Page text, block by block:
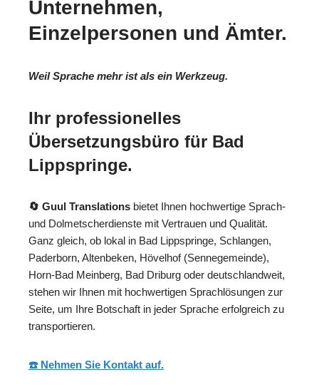
Unternehmen,
Einzelpersonen und Ämter.
Weil Sprache mehr ist als ein Werkzeug.
Ihr professionelles
Übersetzungsbüro für Bad
Lippspringe.
🔄 Guul Translations bietet Ihnen hochwertige Sprach-
und Dolmetscherdienste mit Vertrauen und Qualität.
Ganz gleich, ob lokal in Bad Lippspringe, Schlangen,
Paderborn, Altenbeken, Hövelhof (Sennegemeinde),
Horn-Bad Meinberg, Bad Driburg oder deutschlandweit,
stehen wir Ihnen mit hochwertigen Sprachlösungen zur
Seite, um Ihre Botschaft in jeder Sprache erfolgreich zu
transportieren.
☎️ Nehmen Sie Kontakt auf.